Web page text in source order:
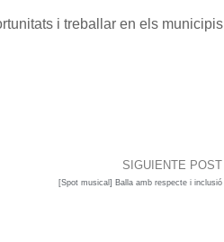
i treballar en els municipis
SIGUIENTE POST
[Spot musical] Balla amb respecte i inclusió